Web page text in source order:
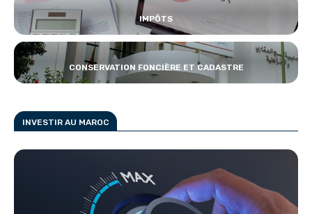
IMPÔTS
CONSERVATION FONCIÈRE ET CADASTRE
INVESTIR AU MAROC